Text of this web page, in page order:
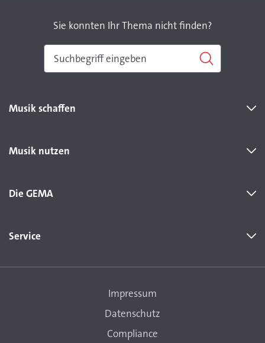
Sie konnten Ihr Thema nicht finden?
Musik schaffen
Musik nutzen
Die GEMA
Service
Impressum
Datenschutz
Compliance